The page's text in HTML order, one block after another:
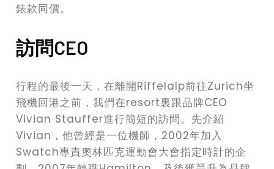
錶款同價。
訪問CEO
行程的最後一天，在離開Riffelalp前往Zurich坐
飛機回港之前，我們在resort裏跟品牌CEO
Vivian Stauffer進行簡短的訪問。先介紹
Vivian，他曾經是一位機師，2002年加入
Swatch專責奧林匹克運動會大會指定時計的企